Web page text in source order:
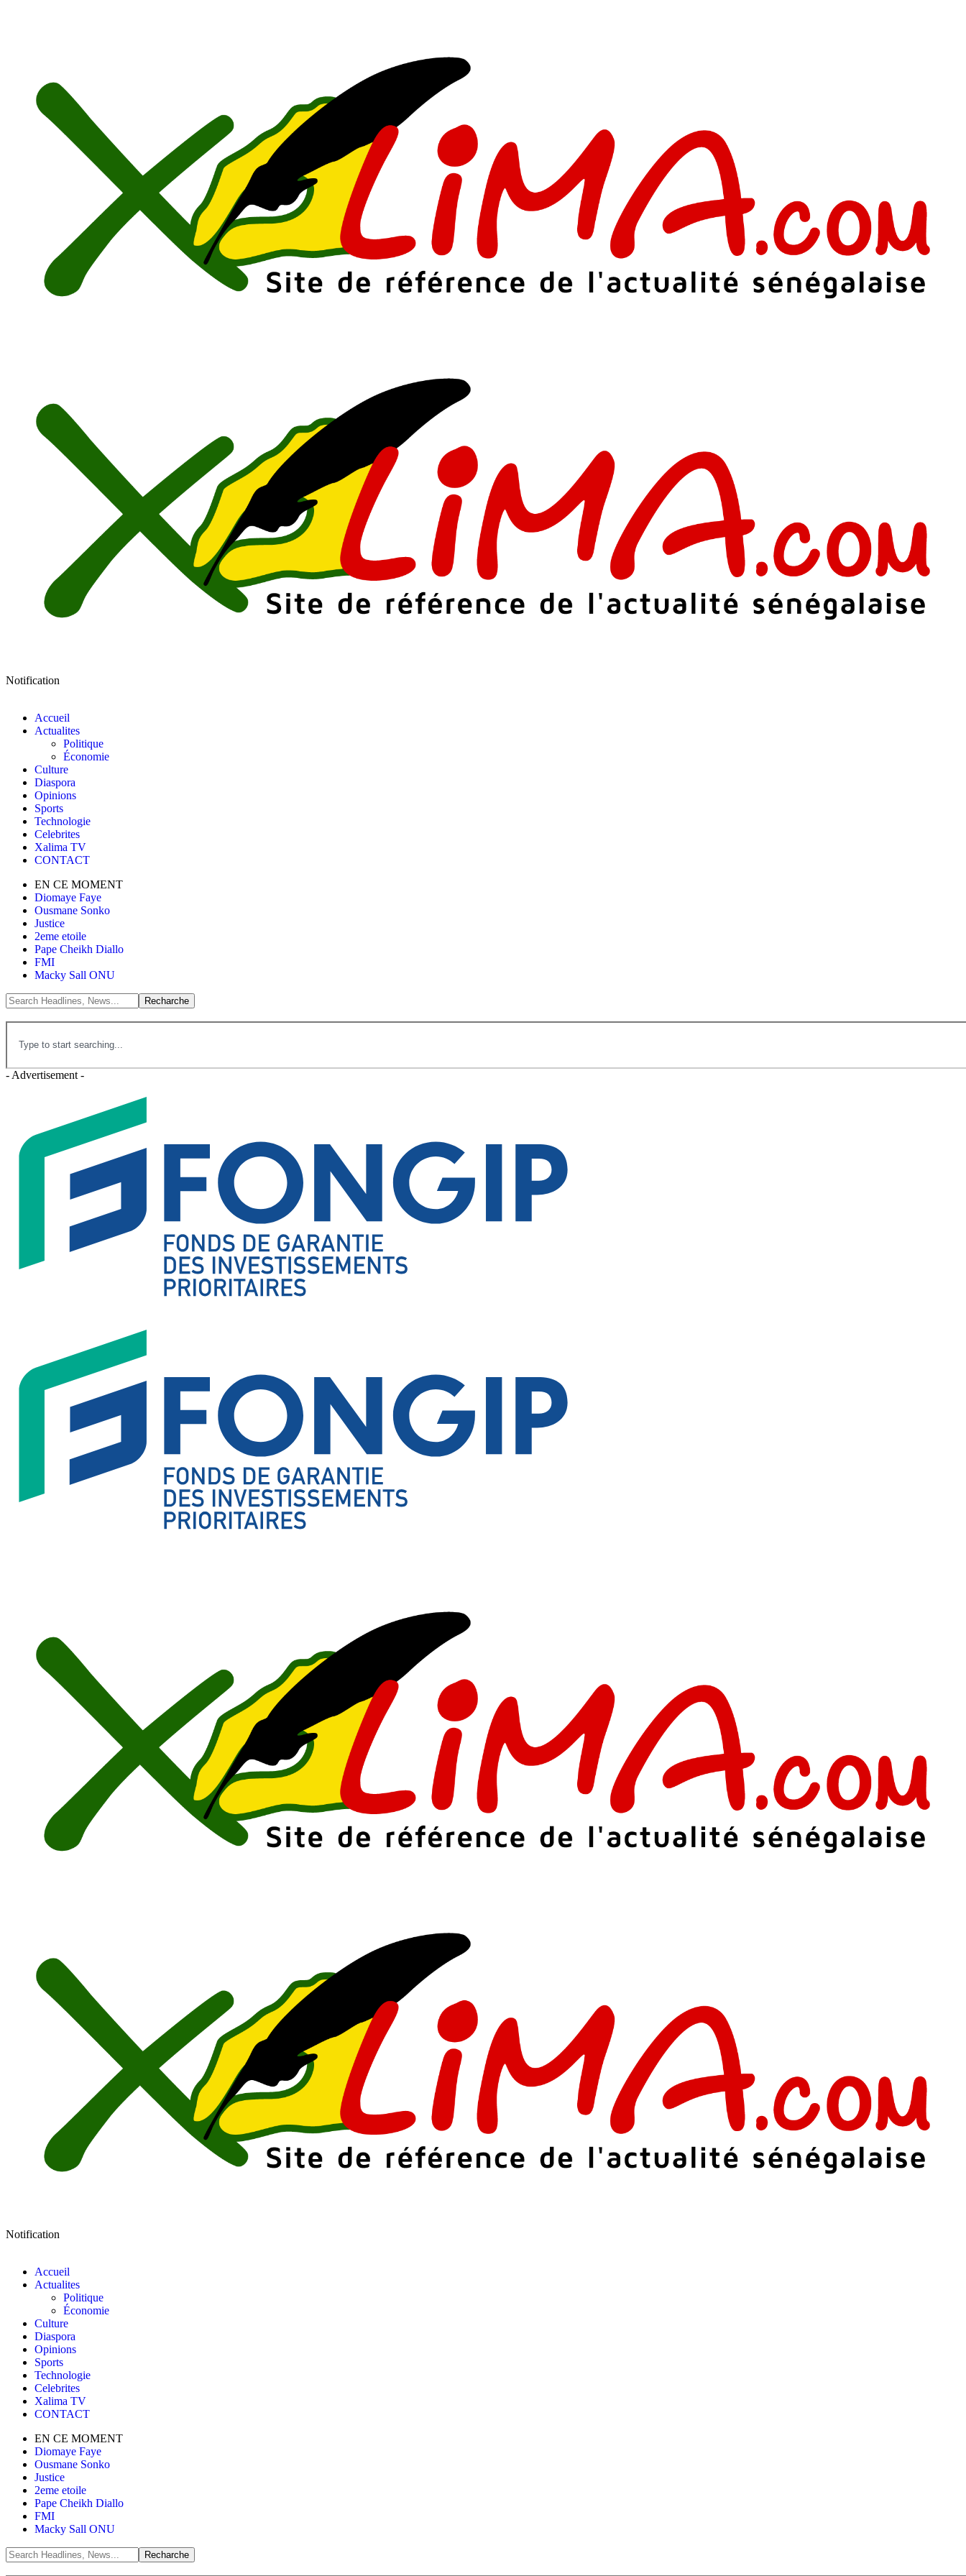
Notification
Accueil
Actualites
Politique
Économie
Culture
Diaspora
Opinions
Sports
Technologie
Celebrites
Xalima TV
CONTACT
EN CE MOMENT
Diomaye Faye
Ousmane Sonko
Justice
2eme etoile
Pape Cheikh Diallo
FMI
Macky Sall ONU
- Advertisement -
Notification
Accueil
Actualites
Politique
Économie
Culture
Diaspora
Opinions
Sports
Technologie
Celebrites
Xalima TV
CONTACT
EN CE MOMENT
Diomaye Faye
Ousmane Sonko
Justice
2eme etoile
Pape Cheikh Diallo
FMI
Macky Sall ONU